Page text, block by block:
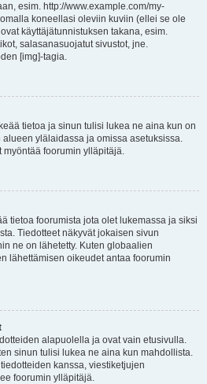
esim. http://www.example.com/my-
koneellasi oleviin kuviin (ellei se ole
käyttäjätunnistuksen takana, esim.
salasanasuojatut sivustot, jne.
[img]-tagia.
tietoa ja sinun tulisi lukea ne aina kun on
ylälaidassa ja omissa asetuksissa.
foorumin ylläpitäjä.
tietoa foorumista jota olet lukemassa ja siksi
Tiedotteet näkyvät jokaisen sivun
ne on lähetetty. Kuten globaalien
lähettämisen oikeudet antaa foorumin
alapuolella ja ovat vain etusivulla.
sinun tulisi lukea ne aina kun mahdollista.
kanssa, viestiketjujen
foorumin ylläpitäjä.